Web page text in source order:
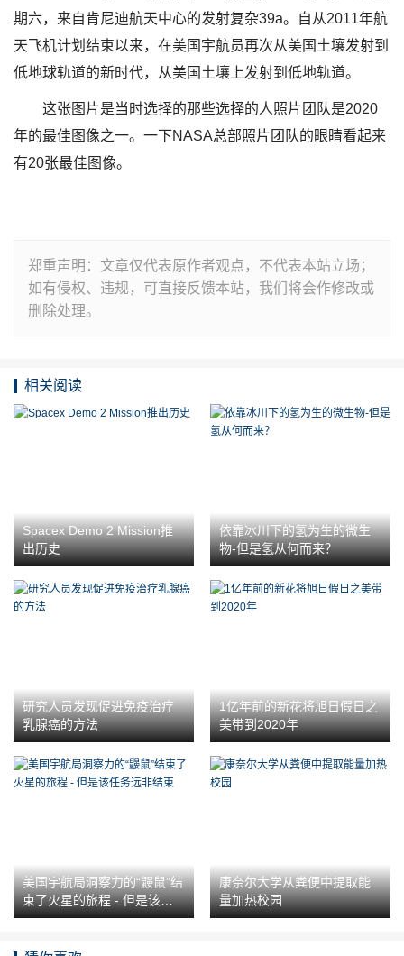
期六，来自肯尼迪航天中心的发射复杂39a。自从2011年航
天飞机计划结束以来，在美国宇航员再次从美国土壤发射到
低地球轨道的新时代，从美国土壤上发射到低地轨道。
这张图片是当时选择的那些选择的人照片团队是2020
年的最佳图像之一。一下NASA总部照片团队的眼睛看起来
有20张最佳图像。
郑重声明：文章仅代表原作者观点，不代表本站立场；
如有侵权、违规，可直接反馈本站，我们将会作修改或
删除处理。
相关阅读
Spacex Demo 2 Mission推
出历史
依靠冰川下的氢为生的微生
物-但是氢从何而来？
研究人员发现促进免疫治疗
乳腺癌的方法
1亿年前的新花将旭日假日之
美带到2020年
美国宇航局洞察力的“鼹鼠”结
束了火星的旅程 - 但是该任
务远非结束
康奈尔大学从粪便中提取能
量加热校园